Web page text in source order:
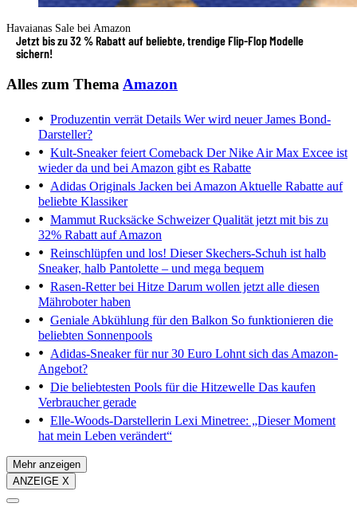
Havaianas Sale bei Amazon
Jetzt bis zu 32 % Rabatt auf beliebte, trendige Flip-Flop Modelle
sichern!
Alles zum ThemaAmazon
Produzentin verrät Details Wer wird neuer James Bond-
Darsteller?
Kult-Sneaker feiert Comeback Der Nike Air Max Excee ist
wieder da und bei Amazon gibt es Rabatte
Adidas Originals Jacken bei Amazon Aktuelle Rabatte auf
beliebte Klassiker
Mammut Rucksäcke Schweizer Qualität jetzt mit bis zu
32% Rabatt auf Amazon
Reinschlüpfen und los! Dieser Skechers-Schuh ist halb
Sneaker, halb Pantolette – und mega bequem
Rasen-Retter bei Hitze Darum wollen jetzt alle diesen
Mähroboter haben
Geniale Abkühlung für den Balkon So funktionieren die
beliebten Sonnenpools
Adidas-Sneaker für nur 30 Euro Lohnt sich das Amazon-
Angebot?
Die beliebtesten Pools für die Hitzewelle Das kaufen
Verbraucher gerade
Elle-Woods-Darstellerin Lexi Minetree: „Dieser Moment
hat mein Leben verändert“
Mehr anzeigen
ANZEIGE X